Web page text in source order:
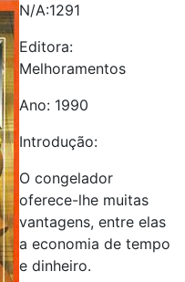
N/A:1291
Editora:
Melhoramentos
Ano: 1990
Introdução:
O congelador
oferece-lhe muitas
vantagens, entre elas
a economia de tempo
e dinheiro.